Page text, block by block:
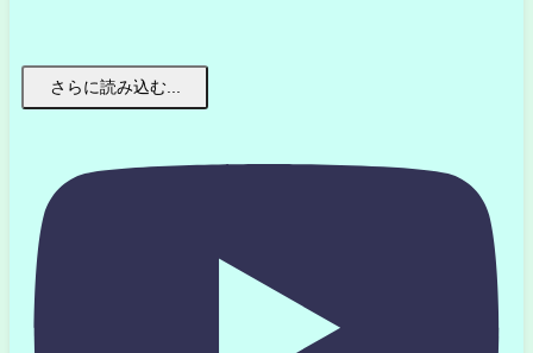
さらに読み込む...